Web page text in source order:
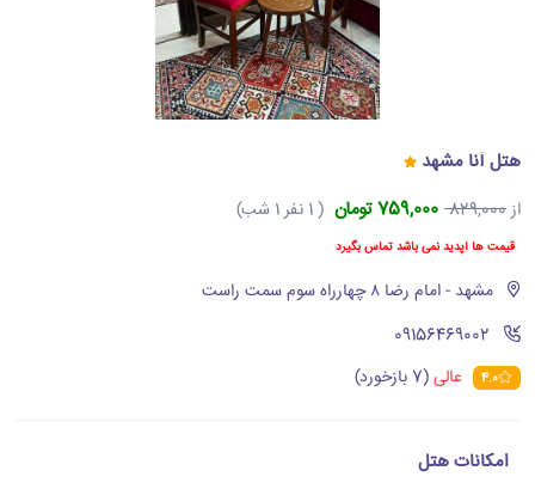
هتل آنا مشهد
از829,000 759,000 تومان ( 1 نفر 1 شب)
قیمت ها آپدید نمی باشد تماس بگیرد
مشهد - امام رضا ۸ چهارراه سوم سمت راست
‪09156469002‬
4.0 عالی(7 بازخورد)
امکانات هتل